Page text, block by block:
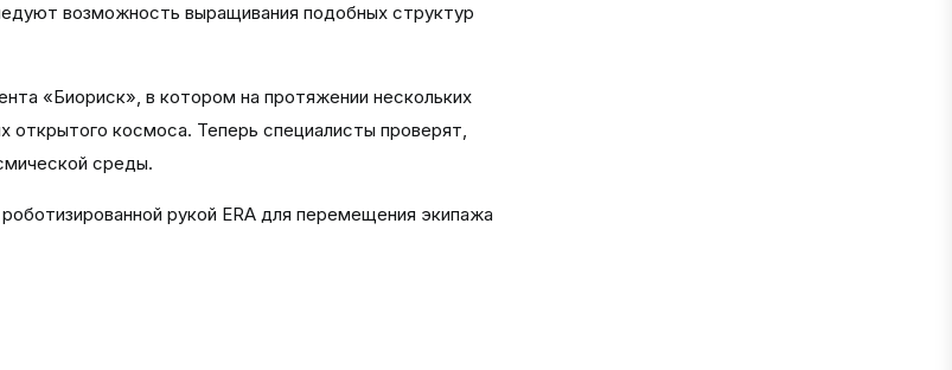
возможность выращивания подобных структур
«Биориск», в котором на протяжении нескольких
открытого космоса. Теперь специалисты проверят,
среды.
рукой ERA для перемещения экипажа